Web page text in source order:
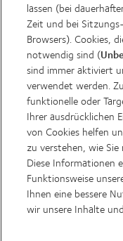
Ich möchte die oben
folgenden
E-Mail
Telefon
SMS
Post
lassen (bei
Zeit und bei
Browsers). Cookies,
notwendig sind (
sind immer aktiviert
verwendet werden.
funktionelle oder
Ihrer ausdrücklichen
von Cookies helfen
zu verstehen, wie
Diese Informationen
Funktionsweise
Ihnen eine bessere
wir unsere Inhalte